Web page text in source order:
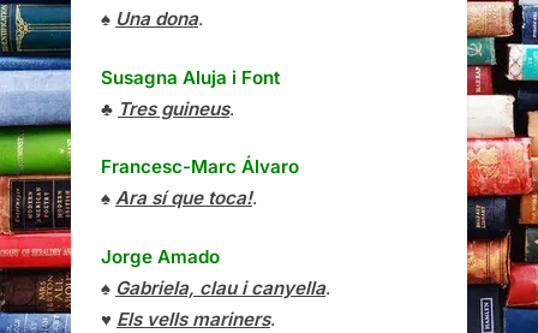
♠ Una dona.
Susagna Aluja i Font
♣ Tres guineus.
Francesc-Marc Álvaro
♠ Ara sí que toca!.
Jorge Amado
♠ Gabriela, clau i canyella.
♥ Els vells mariners.